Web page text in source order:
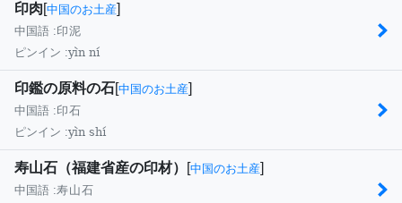
印肉[中国のお土産]
中国語 :印泥
ピンイン :yìn ní
印鑑の原料の石[中国のお土産]
中国語 :印石
ピンイン :yìn shí
寿山石（福建省産の印材） [中国のお土産]
中国語 :寿山石